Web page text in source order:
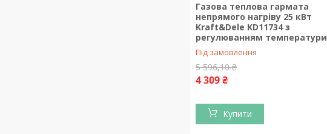
Газова теплова гармата
непрямого нагріву 25 кВт
Kraft&Dele KD11734 з
регулюванням температури
Під замовлення
5 596,10 ₴
4 309 ₴
Купити